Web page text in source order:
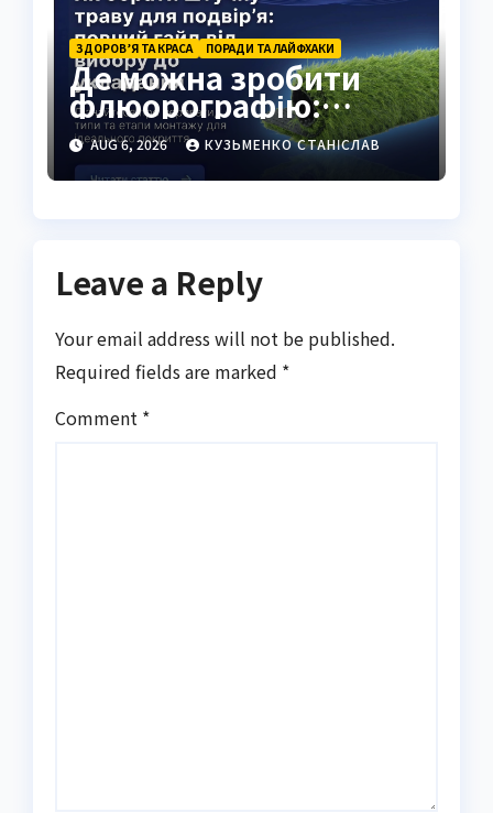
ЗДОРОВ’Я ТА КРАСА ПОРАДИ ТА ЛАЙФХАКИ
Де можна зробити
флюорографію:
повний гід для
українців
AUG 6, 2026 КУЗЬМЕНКО СТАНІСЛАВ
Leave a Reply
Your email address will not be published.
Required fields are marked *
Comment *